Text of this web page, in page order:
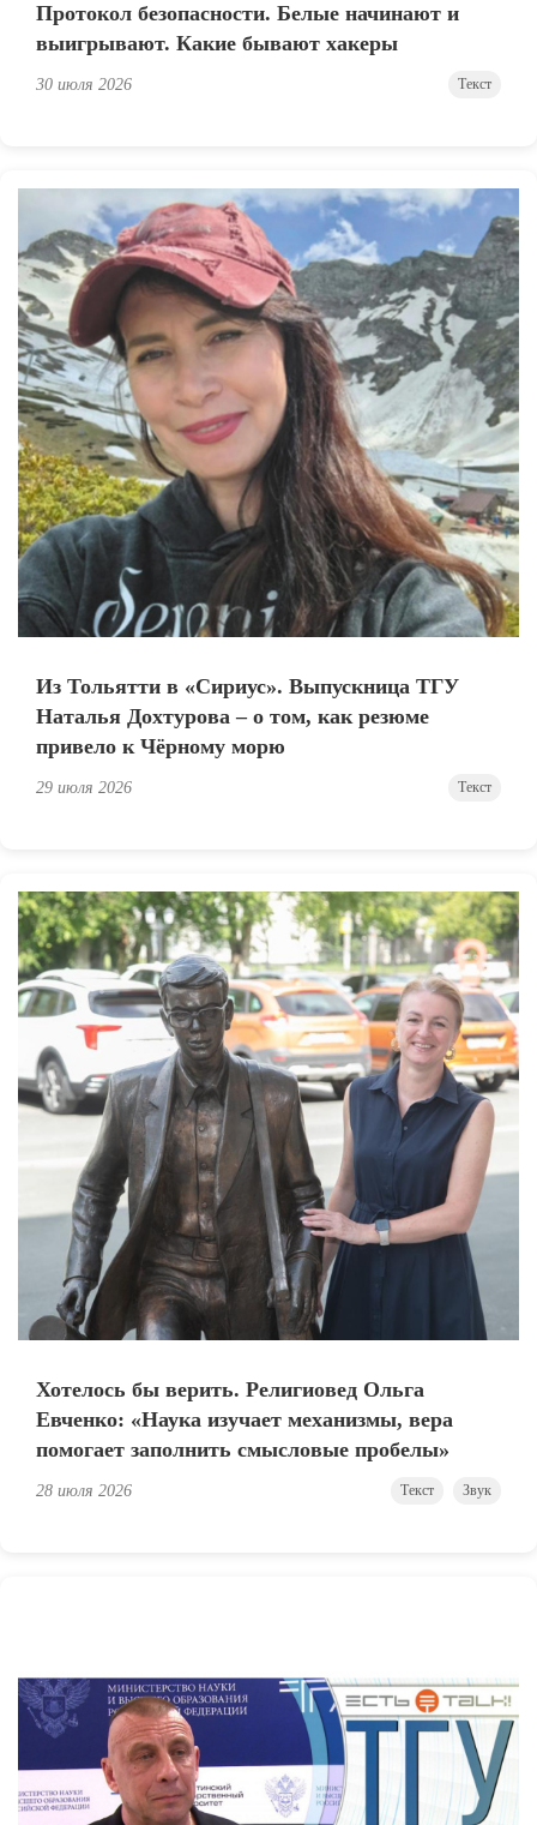
Протокол безопасности. Белые начинают и
выигрывают. Какие бывают хакеры
30 июля 2026 Текст
Из Тольятти в «Сириус». Выпускница ТГУ
Наталья Дохтурова – о том, как резюме
привело к Чёрному морю
29 июля 2026 Текст
Хотелось бы верить. Религиовед Ольга
Евченко: «Наука изучает механизмы, вера
помогает заполнить смысловые пробелы»
28 июля 2026 Текст Звук